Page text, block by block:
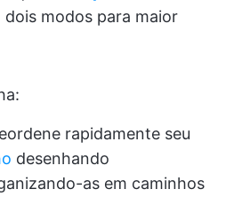
dois modos para maior
rapidamente seu
desenhando
as em caminhos